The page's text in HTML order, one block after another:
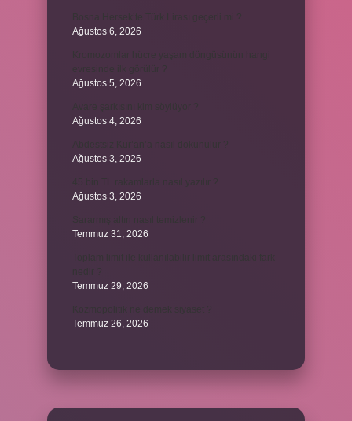
Ağustos 6, 2026
Ağustos 5, 2026
Ağustos 4, 2026
Ağustos 3, 2026
Ağustos 3, 2026
Temmuz 31, 2026
Temmuz 29, 2026
Temmuz 26, 2026